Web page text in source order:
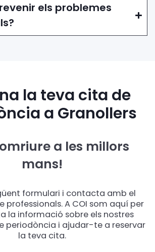
els problemes
la teva cita de
a Granollers
a les millors
mans!
formulari i contacta amb el
professionals. A COI som aquí per
la informació sobre els nostres
periodòncia i ajudar-te a reservar
la teva cita.